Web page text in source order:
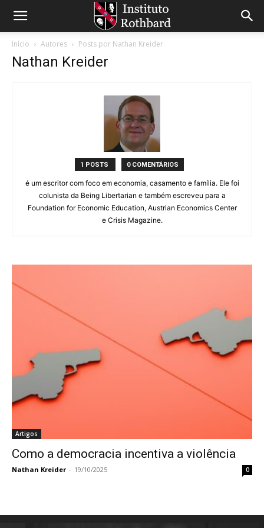
Início Autores Posts por Nathan Kreider
Nathan Kreider
1 POSTS 0 COMENTÁRIOS
é um escritor com foco em economia, casamento e família. Ele foi
colunista da Being Libertarian e também escreveu para a
Foundation for Economic Education, Austrian Economics Center
e Crisis Magazine.
Artigos
Como a democracia incentiva a violência
Nathan Kreider - 19/10/2025 0